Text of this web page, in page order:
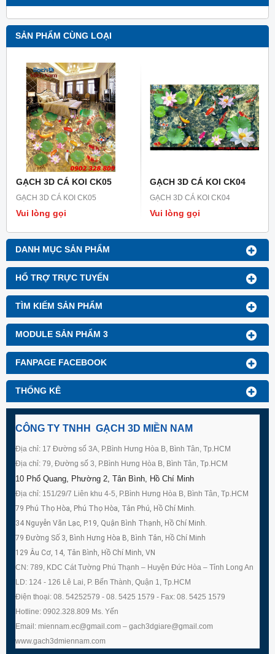
DANH MỤC SẢN PHẨM
HỔ TRỢ TRỰC TUYẾN
TÌM KIẾM SẢN PHẨM
MODULE SẢN PHẨM 3
FANPAGE FACEBOOK
THỐNG KÊ
SẢN PHẨM CÙNG LOẠI
GẠCH 3D CÁ KOI CK05
GẠCH 3D CÁ KOI CK05
Vui lòng gọi
GẠCH 3D CÁ KOI CK04
GẠCH 3D CÁ KOI CK04
Vui lòng gọi
CÔNG TY TNHH GẠCH 3D MIỀN NAM
Địa chỉ: 17 Đường số 3A, P.Bình Hưng Hòa B, Bình Tân, Tp.HCM
Địa chỉ: 79, Đường số 3, P.Bình Hưng Hòa B, Bình Tân, Tp.HCM
10 Phổ Quang, Phường 2, Tân Bình, Hồ Chí Minh
Địa chỉ: 151/29/7 Liên khu 4-5, P.Bình Hưng Hòa B, Bình Tân, Tp.HCM
79 Phú Thọ Hòa, Phú Thọ Hòa, Tân Phú, Hồ Chí Minh.
34 Nguyễn Văn Lạc, P.19, Quận Bình Thạnh, Hồ Chí Minh.
79 Đường Số 3, Bình Hưng Hòa B, Bình Tân, Hồ Chí Minh
129 Âu Cơ, 14, Tân Bình, Hồ Chí Minh, VN
CN: 789, KDC Cát Tường Phú Thạnh – Huyện Đức Hòa – Tỉnh Long An
LD: 124 - 126 Lê Lai, P. Bến Thành, Quận 1, Tp.HCM
Điện thoại: 08. 54252579 - 08. 5425 1579 - Fax: 08. 5425 1579
Hotline: 0902.328.809 Ms. Yến
Email: miennam.ec@gmail.com – gach3dgiare@gmail.com
www.gach3dmiennam.com